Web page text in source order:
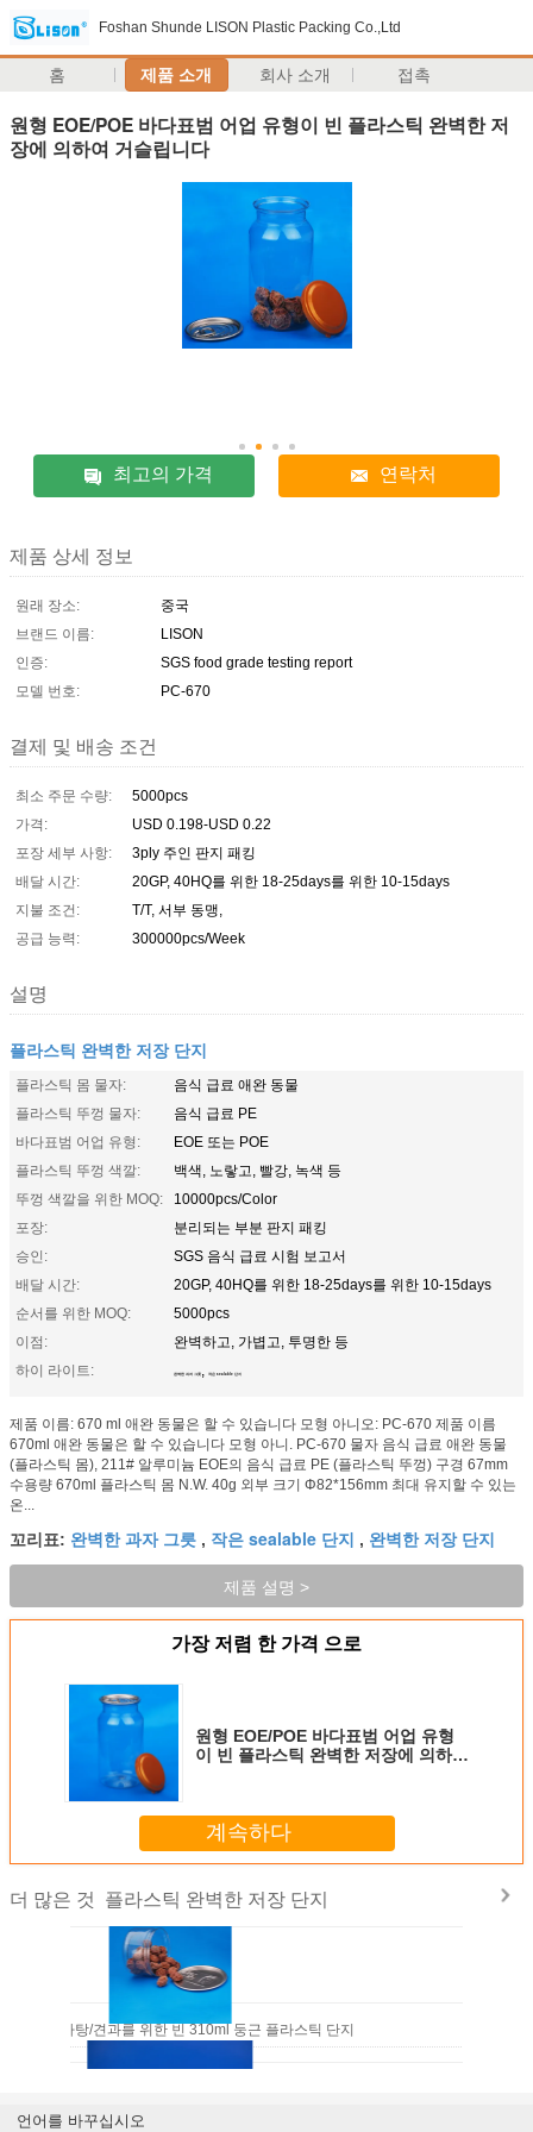
Foshan Shunde LISON Plastic Packing Co.,Ltd
홈 제품 소개 회사 소개 접촉
원형 EOE/POE 바다표범 어업 유형이 빈 플라스틱 완벽한 저
장에 의하여 거슬립니다
최고의 가격 연락처
제품 상세 정보
원래 장소:
중국
브랜드 이름:
LISON
인증:
SGS food grade testing report
모델 번호:
PC-670
결제 및 배송 조건
최소 주문 수량:
5000pcs
가격:
USD 0.198-USD 0.22
포장 세부 사항:
3ply 주인 판지 패킹
배달 시간:
20GP, 40HQ를 위한 18-25days를 위한 10-15days
지불 조건:
T/T, 서부 동맹,
공급 능력:
300000pcs/Week
설명
플라스틱 완벽한 저장 단지
플라스틱 몸 물자:
음식 급료 애완 동물
플라스틱 뚜껑 물자:
음식 급료 PE
바다표범 어업 유형:
EOE 또는 POE
플라스틱 뚜껑 색깔:
백색, 노랗고, 빨강, 녹색 등
뚜껑 색깔을 위한 MOQ:
10000pcs/Color
포장:
분리되는 부분 판지 패킹
승인:
SGS 음식 급료 시험 보고서
배달 시간:
20GP, 40HQ를 위한 18-25days를 위한 10-15days
순서를 위한 MOQ:
5000pcs
이점:
완벽하고, 가볍고, 투명한 등
하이 라이트:
완벽한 과자 그릇 , 작은 sealable 단지
제품 이름: 670 ml 애완 동물은 할 수 있습니다 모형 아니오: PC-670 제품 이름
670ml 애완 동물은 할 수 있습니다 모형 아니. PC-670 물자 음식 급료 애완 동물
(플라스틱 몸), 211# 알루미늄 EOE의 음식 급료 PE (플라스틱 뚜껑) 구경 67mm
수용량 670ml 플라스틱 몸 N.W. 40g 외부 크기 Φ82*156mm 최대 유지할 수 있는
온...
꼬리표: 완벽한 과자 그릇 , 작은 sealable 단지 , 완벽한 저장 단지
제품 설명 >
가장 저렴 한 가격 으로
원형 EOE/POE 바다표범 어업 유형
이 빈 플라스틱 완벽한 저장에 의하여
계속하다
더 많은 것 플라스틱 완벽한 저장 단지
타치오/사탕/견과를 위한 빈 310ml 둥근 플라스틱 단지
언어를 바꾸십시오